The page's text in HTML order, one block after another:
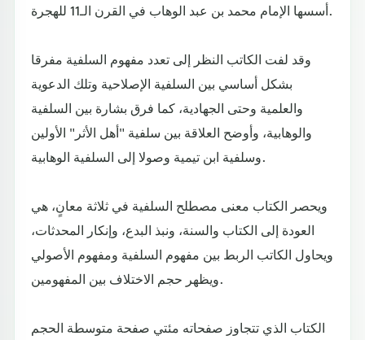
أسسها الإمام محمد بن عبد الوهاب في القرن الـ11 للهجرة.
وقد لفت الكاتب النظر إلى تعدد مفهوم السلفية مفرقا
بشكل أساسي بين السلفية الإصلاحية وتلك الدعوية
والعلمية وحتى الجهادية، كما فرق بشارة بين السلفية
والوهابية، وأوضح العلاقة بين سلفية "أهل الأثر" الأولين
وسلفية ابن تيمية وصولا إلى السلفية الوهابية.
ويحصر الكتاب معنى مصطلح السلفية في ثلاثة معانٍ، هي
العودة إلى الكتاب والسنة، ونبذ البدع، وإنكار المحدثات،
ويحاول الكاتب الربط بين مفهوم السلفية ومفهوم الأصولي
ويظهر حجم الاختلاف بين المفهومين.
الكتاب الذي تتجاوز صفحاته مئتي صفحة متوسطة الحجم